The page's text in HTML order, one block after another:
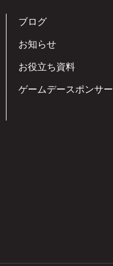
ブログ
お知らせ
お役立ち資料
ゲームデースポンサー